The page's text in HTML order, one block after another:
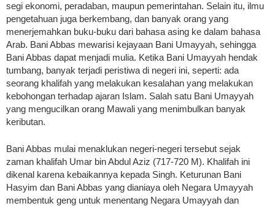
segi ekonomi, peradaban, maupun pemerintahan. Selain itu, ilmu
pengetahuan juga berkembang, dan banyak orang yang
menerjemahkan buku-buku dari bahasa asing ke dalam bahasa
Arab. Bani Abbas mewarisi kejayaan Bani Umayyah, sehingga
Bani Abbas dapat menjadi mulia. Ketika Bani Umayyah hendak
tumbang, banyak terjadi peristiwa di negeri ini, seperti: ada
seorang khalifah yang melakukan kesalahan yang melakukan
kebohongan terhadap ajaran Islam. Salah satu Bani Umayyah
yang mengucilkan orang Mawali yang menimbulkan banyak
keributan.
Bani Abbas mulai menaklukan negeri-negeri tersebut sejak
zaman khalifah Umar bin Abdul Aziz (717-720 M). Khalifah ini
dikenal karena kebaikannya kepada Singh. Keturunan Bani
Hasyim dan Bani Abbas yang dianiaya oleh Negara Umayyah
membentuk geng untuk menentang Negara Umayyah dan